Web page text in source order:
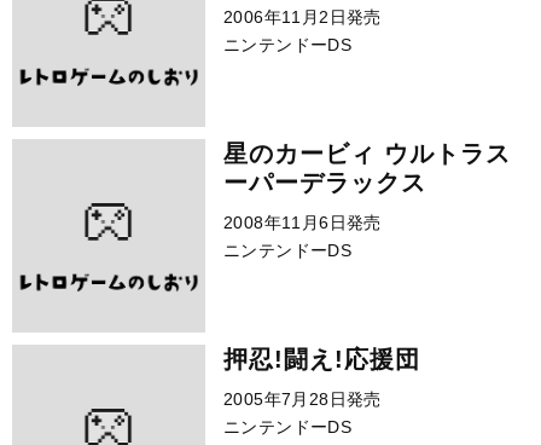
2006年11月2日発売
ニンテンドーDS
星のカービィ ウルトラス
ーパーデラックス
2008年11月6日発売
ニンテンドーDS
押忍!闘え!応援団
2005年7月28日発売
ニンテンドーDS